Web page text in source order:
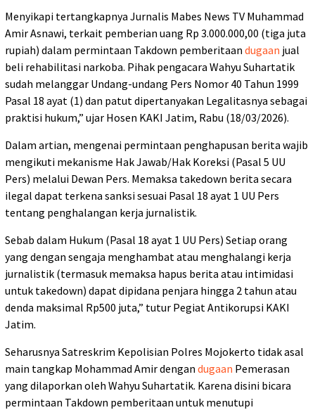
Menyikapi tertangkapnya Jurnalis Mabes News TV Muhammad
Amir Asnawi, terkait pemberian uang Rp 3.000.000,00 (tiga juta
rupiah) dalam permintaan Takdown pemberitaan dugaan jual
beli rehabilitasi narkoba. Pihak pengacara Wahyu Suhartatik
sudah melanggar Undang-undang Pers Nomor 40 Tahun 1999
Pasal 18 ayat (1) dan patut dipertanyakan Legalitasnya sebagai
praktisi hukum,” ujar Hosen KAKI Jatim, Rabu (18/03/2026).
Dalam artian, mengenai permintaan penghapusan berita wajib
mengikuti mekanisme Hak Jawab/Hak Koreksi (Pasal 5 UU
Pers) melalui Dewan Pers. Memaksa takedown berita secara
ilegal dapat terkena sanksi sesuai Pasal 18 ayat 1 UU Pers
tentang penghalangan kerja jurnalistik.
Sebab dalam Hukum (Pasal 18 ayat 1 UU Pers) Setiap orang
yang dengan sengaja menghambat atau menghalangi kerja
jurnalistik (termasuk memaksa hapus berita atau intimidasi
untuk takedown) dapat dipidana penjara hingga 2 tahun atau
denda maksimal Rp500 juta,” tutur Pegiat Antikorupsi KAKI
Jatim.
Seharusnya Satreskrim Kepolisian Polres Mojokerto tidak asal
main tangkap Mohammad Amir dengan dugaan Pemerasan
yang dilaporkan oleh Wahyu Suhartatik. Karena disini bicara
permintaan Takdown pemberitaan untuk menutupi